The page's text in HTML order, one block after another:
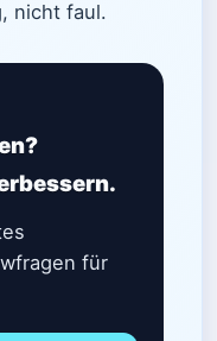
nicht faul.
für